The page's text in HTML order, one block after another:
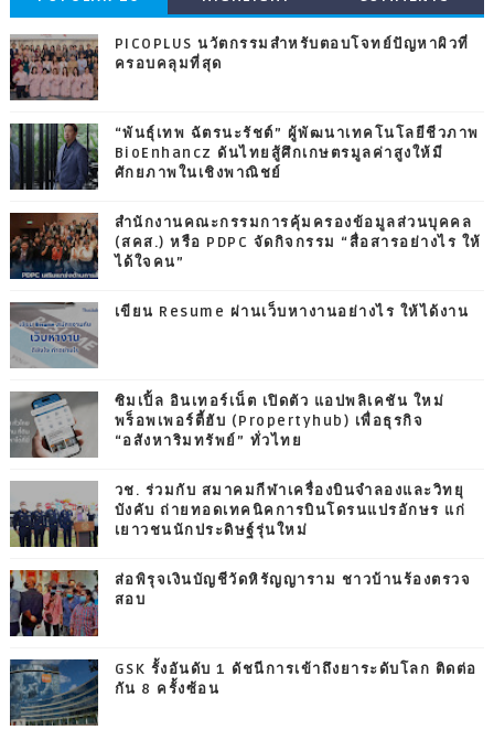
PICOPLUS นวัตกรรมสำหรับตอบโจทย์ปัญหาผิวที่
ครอบคลุมที่สุด
“พันธุ์เทพ ฉัตรนะรัชต์” ผู้พัฒนาเทคโนโลยีชีวภาพ
BioEnhancz ดันไทยสู้ศึกเกษตรมูลค่าสูงให้มี
ศักยภาพในเชิงพาณิชย์
สำนักงานคณะกรรมการคุ้มครองข้อมูลส่วนบุคคล
(สคส.) หรือ PDPC จัดกิจกรรม “สื่อสารอย่างไร ให้
ได้ใจคน”
เขียน Resume ผ่านเว็บหางานอย่างไร ให้ได้งาน
ซิมเปิ้ล อินเทอร์เน็ต เปิดตัว แอปพลิเคชัน ใหม่
พร็อพเพอร์ตี้ฮับ (Propertyhub) เพื่อธุรกิจ
“อสังหาริมทรัพย์” ทั่วไทย
วช. ร่วมกับ สมาคมกีฬาเครื่องบินจำลองและวิทยุ
บังคับ ถ่ายทอดเทคนิคการบินโดรนแปรอักษร แก่
เยาวชนนักประดิษฐ์รุ่นใหม่
ส่อพิรุจเงินบัญชีวัดหิรัญญาราม ชาวบ้านร้องตรวจ
สอบ
GSK รั้งอันดับ 1 ดัชนีการเข้าถึงยาระดับโลก ติดต่อ
กัน 8 ครั้งซ้อน